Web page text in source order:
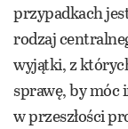
przypadkach
rodzaj
wyjątki, z
sprawę, by móc
w przeszłości